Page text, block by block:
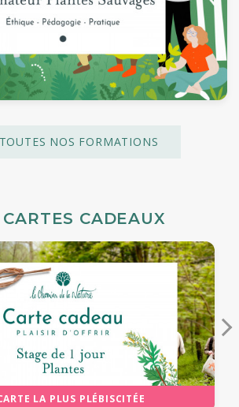
NOS FORMATIONS
CARTES CADEAUX
LA PLUS PLÉBISCITÉE